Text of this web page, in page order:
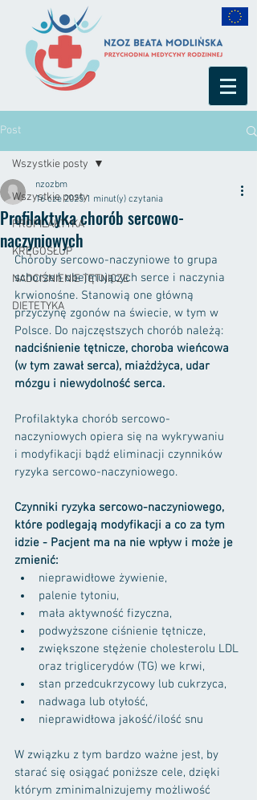
Post
Wszystkie posty
PROFILAKTYKA
KRĘGOSŁUP
NADCIŚNIENIE TĘTNICZE
DIETETYKA
Wszystkie posty
Profilaktyka chorób sercowo-
naczyniowych
nzozbm
16 cze 2025 1 minut(y) czytania
Choroby sercowo-naczyniowe to grupa
schorzeń obejmujących serce i naczynia
krwionośne. Stanowią one główną
przyczynę zgonów na świecie, w tym w
Polsce. Do najczęstszych chorób należą:
nadciśnienie tętnicze, choroba wieńcowa
(w tym zawał serca), miażdżyca, udar
mózgu i niewydolność serca.
Profilaktyka chorób sercowo-
naczyniowych opiera się na wykrywaniu
i modyfikacji bądź eliminacji czynników
ryzyka sercowo-naczyniowego.
Czynniki ryzyka sercowo-naczyniowego,
które podlegają modyfikacji a co za tym
idzie - Pacjent ma na nie wpływ i może je
zmienić:
nieprawidłowe żywienie,
palenie tytoniu,
mała aktywność fizyczna,
podwyższone ciśnienie tętnicze,
zwiększone stężenie cholesterolu LDL
oraz triglicerydów (TG) we krwi,
stan przedcukrzycowy lub cukrzyca,
nadwaga lub otyłość,
nieprawidłowa jakość/ilość snu
W związku z tym bardzo ważne jest, by
starać się osiągać poniższe cele, dzięki
którym zminimalnizujemy możliwość